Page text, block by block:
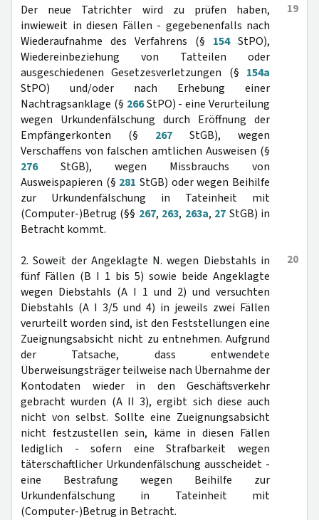
19
Der neue Tatrichter wird zu prüfen haben,
inwieweit in diesen Fällen - gegebenenfalls nach
Wiederaufnahme des Verfahrens (§ 154StPO),
Wiedereinbeziehung von Tatteilen oder
ausgeschiedenen Gesetzesverletzungen (§ 154a
StPO) und/oder nach Erhebung einer
Nachtragsanklage (§ 266StPO) - eine Verurteilung
wegen Urkundenfälschung durch Eröffnung der
Empfängerkonten (§ 267 StGB), wegen
Verschaffens von falschen amtlichen Ausweisen (§
276StGB), wegen Missbrauchs von
Ausweispapieren (§ 281 StGB) oder wegen Beihilfe
zur Urkundenfälschung in Tateinheit mit
(Computer-)Betrug (§§ 267, 263, 263a, 27 StGB) in
Betracht kommt.
20
2. Soweit der Angeklagte N. wegen Diebstahls in
fünf Fällen (B I 1 bis 5) sowie beide Angeklagte
wegen Diebstahls (A I 1 und 2) und versuchten
Diebstahls (A I 3/5 und 4) in jeweils zwei Fällen
verurteilt worden sind, ist den Feststellungen eine
Zueignungsabsicht nicht zu entnehmen. Aufgrund
der Tatsache, dass entwendete
Überweisungsträger teilweise nach Übernahme der
Kontodaten wieder in den Geschäftsverkehr
gebracht wurden (A II 3), ergibt sich diese auch
nicht von selbst. Sollte eine Zueignungsabsicht
nicht festzustellen sein, käme in diesen Fällen
lediglich - sofern eine Strafbarkeit wegen
täterschaftlicher Urkundenfälschung ausscheidet -
eine Bestrafung wegen Beihilfe zur
Urkundenfälschung in Tateinheit mit
(Computer-)Betrug in Betracht.